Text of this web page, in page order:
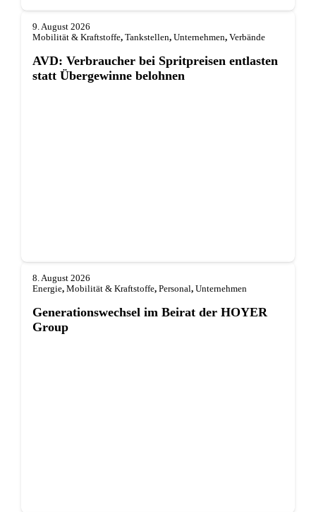
9. August 2026
Mobilität & Kraftstoffe, Tankstellen, Unternehmen, Verbände
AVD: Verbraucher bei Spritpreisen entlasten
statt Übergewinne belohnen
8. August 2026
Energie, Mobilität & Kraftstoffe, Personal, Unternehmen
Generationswechsel im Beirat der HOYER
Group